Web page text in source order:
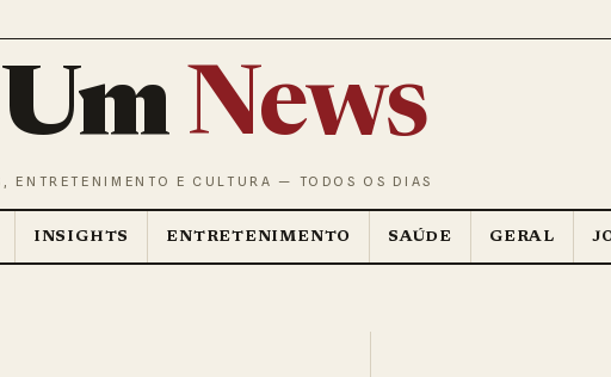
News
ENTRETENIMENTO E CULTURA — TODOS OS DIAS
INSIGHTS ENTRETENIMENTO SAÚDE GERAL